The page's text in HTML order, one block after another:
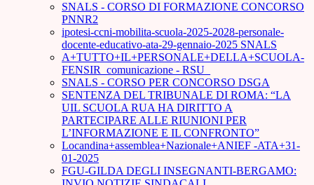
SNALS - CORSO DI FORMAZIONE CONCORSO
PNNR2
ipotesi-ccni-mobilita-scuola-2025-2028-personale-
docente-educativo-ata-29-gennaio-2025 SNALS
A+TUTTO+IL+PERSONALE+DELLA+SCUOLA-
FENSIR_comunicazione - RSU_
SNALS - CORSO PER CONCORSO DSGA
SENTENZA DEL TRIBUNALE DI ROMA: “LA
UIL SCUOLA RUA HA DIRITTO A
PARTECIPARE ALLE RIUNIONI PER
L’INFORMAZIONE E IL CONFRONTO”
Locandina+assemblea+Nazionale+ANIEF -ATA+31-
01-2025
FGU-GILDA DEGLI INSEGNANTI-BERGAMO: